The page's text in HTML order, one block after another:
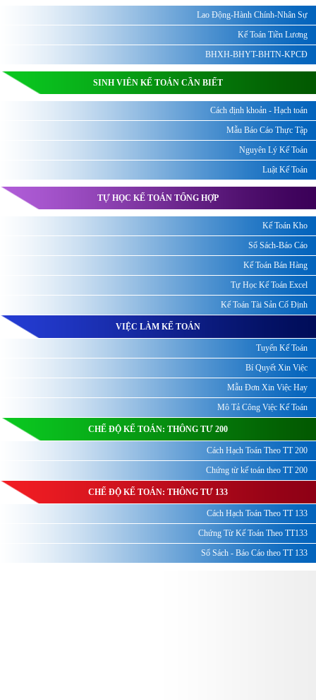
Lao Động-Hành Chính-Nhân Sự
Kế Toán Tiền Lương
BHXH-BHYT-BHTN-KPCĐ
SINH VIÊN KẾ TOÁN CẦN BIẾT
Cách định khoản - Hạch toán
Mẫu Báo Cáo Thực Tập
Nguyên Lý Kế Toán
Luật Kế Toán
TỰ HỌC KẾ TOÁN TỔNG HỢP
Kế Toán Kho
Sổ Sách-Báo Cáo
Kế Toán Bán Hàng
Tự Học Kế Toán Excel
Kế Toán Tài Sản Cố Định
VIỆC LÀM KẾ TOÁN
Tuyển Kế Toán
Bí Quyết Xin Việc
Mẫu Đơn Xin Việc Hay
Mô Tả Công Việc Kế Toán
CHẾ ĐỘ KẾ TOÁN: THÔNG TƯ 200
Cách Hạch Toán Theo TT 200
Chứng từ kế toán theo TT 200
CHẾ ĐỘ KẾ TOÁN: THÔNG TƯ 133
Cách Hạch Toán Theo TT 133
Chứng Từ Kế Toán Theo TT133
Sổ Sách - Báo Cáo theo TT 133